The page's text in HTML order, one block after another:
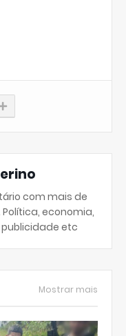
com mais de
economia,
etc
Mostrar mais